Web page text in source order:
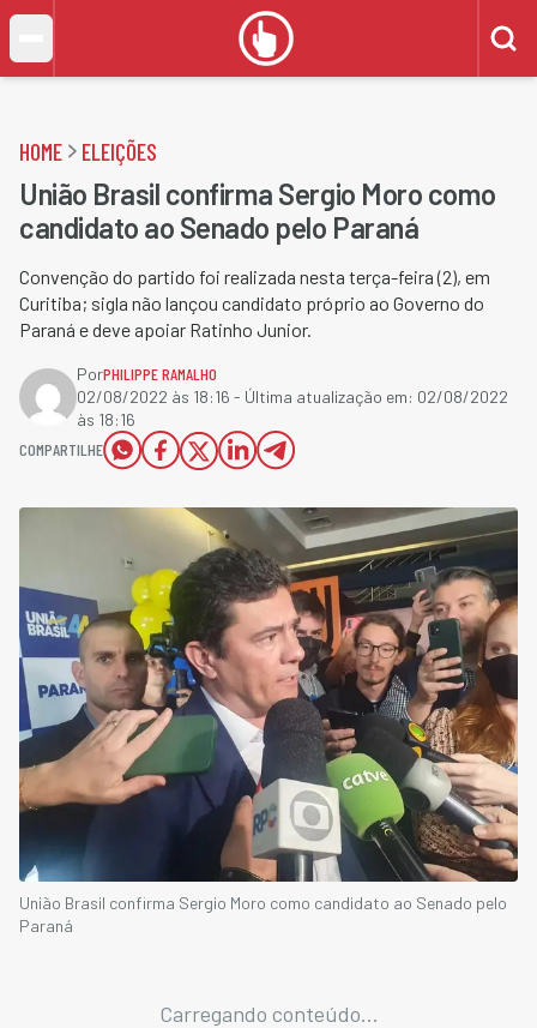
HOME ELEIÇÕES
União Brasil confirma Sergio Moro como
candidato ao Senado pelo Paraná
Convenção do partido foi realizada nesta terça-feira (2), em
Curitiba; sigla não lançou candidato próprio ao Governo do
Paraná e deve apoiar Ratinho Junior.
PorPHILIPPE RAMALHO
02/08/2022 às 18:16 - Última atualização em: 02/08/2022
às 18:16
COMPARTILHE
União Brasil confirma Sergio Moro como candidato ao Senado pelo
Paraná
Carregando conteúdo...